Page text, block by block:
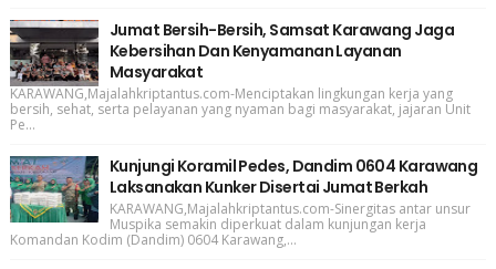
Jumat Bersih-Bersih, Samsat Karawang Jaga
Kebersihan Dan Kenyamanan Layanan
Masyarakat
KARAWANG,Majalahkriptantus.com-Menciptakan lingkungan kerja yang
bersih, sehat, serta pelayanan yang nyaman bagi masyarakat, jajaran Unit
Pe...
Kunjungi Koramil Pedes, Dandim 0604 Karawang
Laksanakan Kunker Disertai Jumat Berkah
KARAWANG,Majalahkriptantus.com-Sinergitas antar unsur
Muspika semakin diperkuat dalam kunjungan kerja
Komandan Kodim (Dandim) 0604 Karawang,...